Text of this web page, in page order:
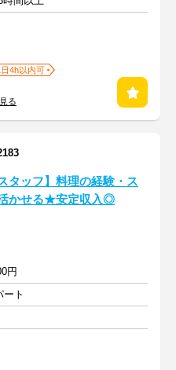
日4h以内可
る
タッフ】料理の経験・ス
かせる★安定収入◎
円
ート